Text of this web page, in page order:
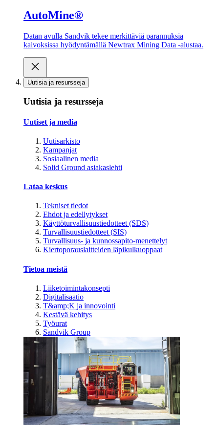
AutoMine®
Datan avulla Sandvik tekee merkittäviä parannuksia
kaivoksissa hyödyntämällä Newtrax Mining Data -alustaa.
Uutisia ja resursseja
Uutisia ja resursseja
Uutiset ja media
Uutisarkisto
Kampanjat
Sosiaalinen media
Solid Ground asiakaslehti
Lataa keskus
Tekniset tiedot
Ehdot ja edellytykset
Käyttöturvallisuustiedotteet (SDS)
Turvallisuustiedotteet (SIS)
Turvallisuus- ja kunnossapito-menettelyt
Kiertoporauslaitteiden läpikulkuoppaat
Tietoa meistä
Liiketoimintakonsepti
Digitalisaatio
T&amp;K ja innovointi
Kestävä kehitys
Työurat
Sandvik Group